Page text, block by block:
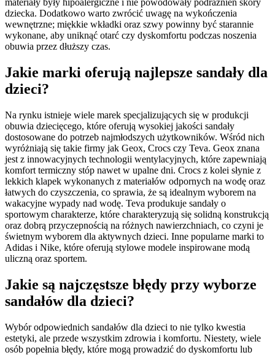
materiały były hipoalergiczne i nie powodowały podrażnień skóry
dziecka. Dodatkowo warto zwrócić uwagę na wykończenia
wewnętrzne; miękkie wkładki oraz szwy powinny być starannie
wykonane, aby uniknąć otarć czy dyskomfortu podczas noszenia
obuwia przez dłuższy czas.
Jakie marki oferują najlepsze sandały dla
dzieci?
Na rynku istnieje wiele marek specjalizujących się w produkcji
obuwia dziecięcego, które oferują wysokiej jakości sandały
dostosowane do potrzeb najmłodszych użytkowników. Wśród nich
wyróżniają się takie firmy jak Geox, Crocs czy Teva. Geox znana
jest z innowacyjnych technologii wentylacyjnych, które zapewniają
komfort termiczny stóp nawet w upalne dni. Crocs z kolei słynie z
lekkich klapek wykonanych z materiałów odpornych na wodę oraz
łatwych do czyszczenia, co sprawia, że są idealnym wyborem na
wakacyjne wypady nad wodę. Teva produkuje sandały o
sportowym charakterze, które charakteryzują się solidną konstrukcją
oraz dobrą przyczepnością na różnych nawierzchniach, co czyni je
świetnym wyborem dla aktywnych dzieci. Inne popularne marki to
Adidas i Nike, które oferują stylowe modele inspirowane modą
uliczną oraz sportem.
Jakie są najczęstsze błędy przy wyborze
sandałów dla dzieci?
Wybór odpowiednich sandałów dla dzieci to nie tylko kwestia
estetyki, ale przede wszystkim zdrowia i komfortu. Niestety, wiele
osób popełnia błędy, które mogą prowadzić do dyskomfortu lub